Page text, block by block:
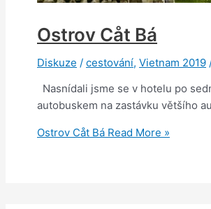
Ostrov Cåt Bá
Diskuze / cestování, Vietnam 2019
Nasnídali jsme se v hotelu po
autobuskem na zastávku většího
Ostrov Cåt Bá Read More »